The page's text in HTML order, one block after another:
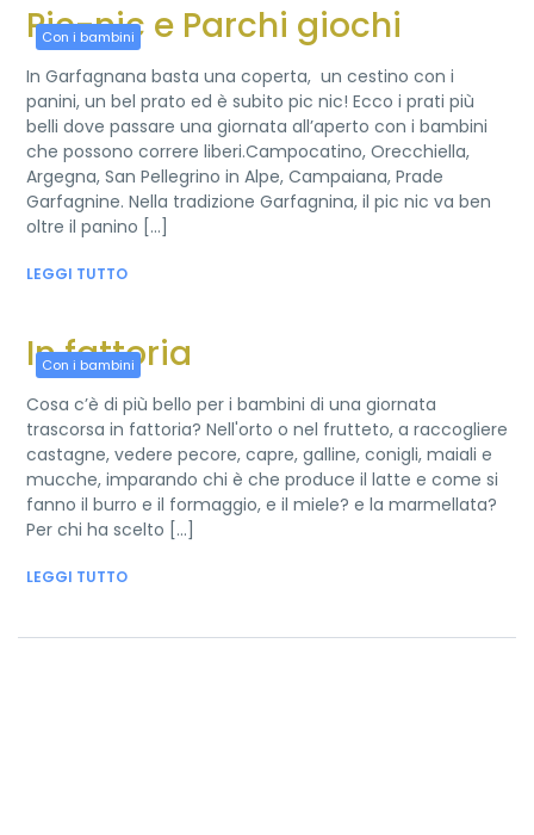
Con i bambini
Pic-nic e Parchi giochi
In Garfagnana basta una coperta, un cestino con i
panini, un bel prato ed è subito pic nic! Ecco i prati più
belli dove passare una giornata all’aperto con i bambini
che possono correre liberi.Campocatino, Orecchiella,
Argegna, San Pellegrino in Alpe, Campaiana, Prade
Garfagnine. Nella tradizione Garfagnina, il pic nic va ben
oltre il panino [...]
LEGGI TUTTO
Con i bambini
In fattoria
Cosa c’è di più bello per i bambini di una giornata
trascorsa in fattoria? Nell'orto o nel frutteto, a raccogliere
castagne, vedere pecore, capre, galline, conigli, maiali e
mucche, imparando chi è che produce il latte e come si
fanno il burro e il formaggio, e il miele? e la marmellata?
Per chi ha scelto [...]
LEGGI TUTTO